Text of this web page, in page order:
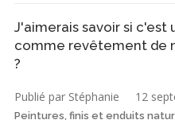
J'aimerais savoir si c'est
comme revêtement de
?
Publié par Stéphanie 12
Peintures, finis et enduits